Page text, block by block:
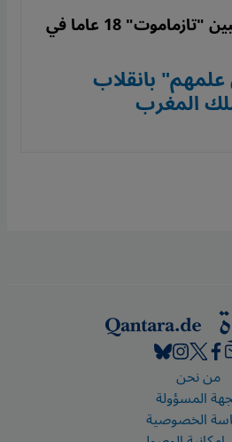
مذكرات عزيز بنبين "تازماموت" 18 عاما في
بانقلاب
المغرب
من نحن
المسؤولة
الخصوصية